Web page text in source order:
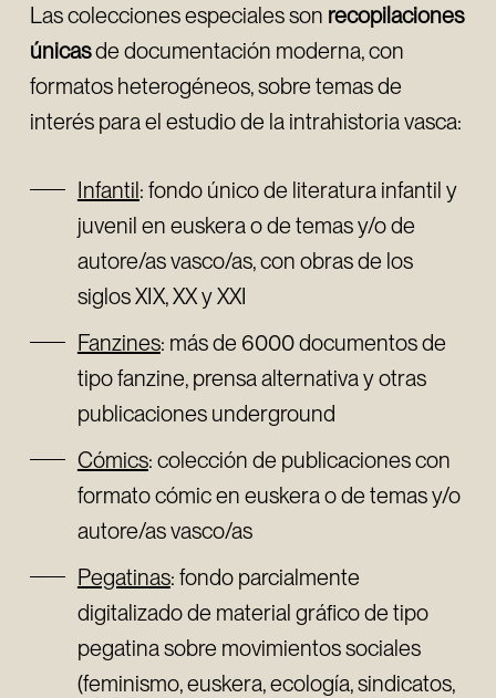
Las colecciones especiales son recopilaciones
únicasde documentación moderna, con
formatos heterogéneos, sobre temas de
interés para el estudio de la intrahistoria vasca:
Infantil: fondo único de literatura infantil y
juvenil en euskera o de temas y/o de
autore/as vasco/as, con obras de los
siglos XIX, XX y XXI
Fanzines: más de 6000 documentos de
tipo fanzine, prensa alternativa y otras
publicaciones underground
Cómics: colección de publicaciones con
formato cómic en euskera o de temas y/o
autore/as vasco/as
Pegatinas: fondo parcialmente
digitalizado de material gráfico de tipo
pegatina sobre movimientos sociales
(feminismo, euskera, ecología, sindicatos,